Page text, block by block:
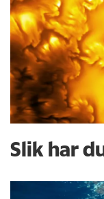
Slik har